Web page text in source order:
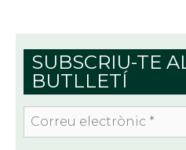
SUBSCRIU-TE
BUTLLETÍ
electrònic
*